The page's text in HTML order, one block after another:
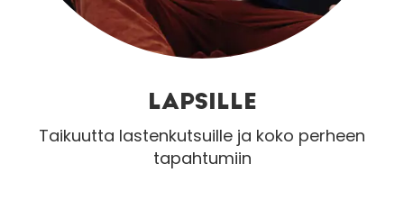
LAPSILLE
Taikuutta lastenkutsuille ja koko perheen
tapahtumiin